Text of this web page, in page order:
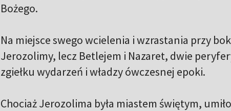
Bożego.
Na miejsce swego wcielenia i wzrastania przy
Jerozolimy, lecz Betlejem i Nazaret, dwie
zgiełku wydarzeń i władzy ówczesnej epoki.
Chociaż Jerozolima była miastem świętym,